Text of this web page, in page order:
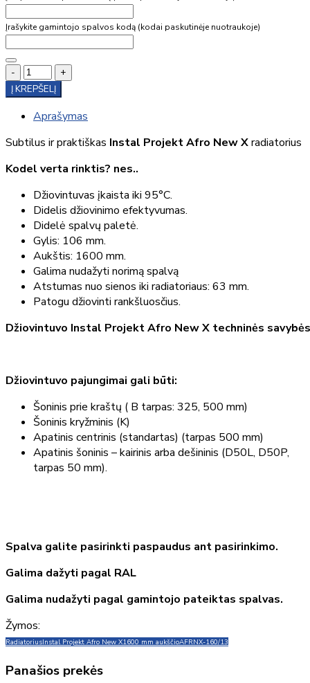
Įrašykite gamintojo spalvos kodą (kodai paskutinėje nuotraukoje)
-
+
Į KREPŠELĮ
Aprašymas
Subtilus ir praktiškas Instal Projekt Afro New Xradiatorius
Kodel verta rinktis? nes..
Džiovintuvas įkaista iki 95°C.
Didelis džiovinimo efektyvumas.
Didelė spalvų paletė.
Gylis: 106 mm.
Aukštis: 1600 mm.
Galima nudažyti norimą spalvą
Atstumas nuo sienos iki radiatoriaus: 63 mm.
Patogu džiovinti rankšluosčius.
Džiovintuvo Instal Projekt Afro New X techninės
Džiovintuvo pajungimai gali būti:
Šoninis prie kraštų ( B tarpas: 325, 500 mm)
Šoninis kryžminis (K)
Apatinis centrinis (standartas) (tarpas 500 mm)
Apatinis šoninis – kairinis arba dešininis (D50L, D50P,
tarpas 50 mm).
Spalva galite pasirinkti paspaudus ant pasirinkimo.
Galima dažyti pagal RAL
Galima nudažyti pagal gamintojo pateiktas spalvas.
Žymos:
RadiatoriusInstal Projekt Afro New X1600 mm aukščioAFRNX-160/13
Panašios prekės